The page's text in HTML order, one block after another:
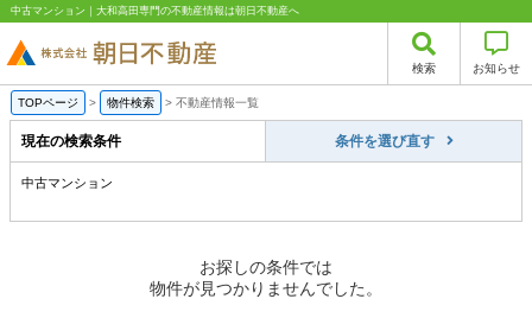
中古マンション｜大和高田専門の不動産情報は朝日不動産へ
検索 お知らせ
TOPページ > 物件検索 > 不動産情報一覧
現在の検索条件 条件を選び直す
中古マンション
お探しの条件では
物件が見つかりませんでした。